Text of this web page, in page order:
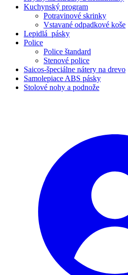
Kuchynský program
Potravinové skrinky
Vstavané odpadkové koše
Lepidlá_pásky
Police
Police štandard
Stenové police
Saicos-špeciálne nátery na drevo
Samolepiace ABS pásky
Stolové nohy a podnože